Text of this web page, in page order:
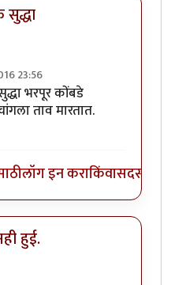
सुद्धा
23:56
आहे थोडा, बकरे सर्व समाज
भरपूर कोंबडे
ताव मारतात.
लॉग इन कराकिंवासदस्य व्हा
हुई.